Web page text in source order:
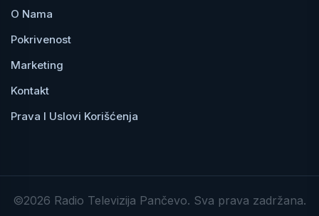
O Nama
Pokrivenost
Marketing
Kontakt
Prava I Uslovi Korišćenja
©2026 Radio Televizija Pančevo. Sva prava zadržana.